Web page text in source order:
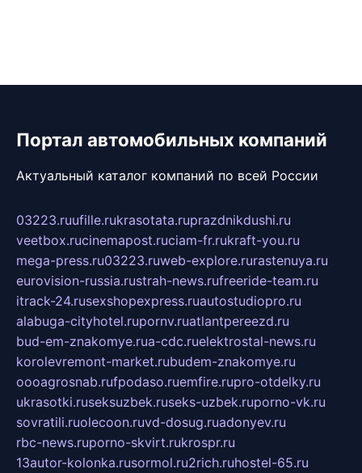
Портал автомобильных компаний
Актуальный каталог компаний по всей России
03223.ruufille.rukrasotata.ruprazdnikdushi.ru
veetbox.rucinemapost.ruciam-fr.rukraft-you.ru
mega-press.ru03223.ruweb-explore.rurastenuya.ru
eurovision-russia.rustrah-news.rufreeride-team.ru
itrack-24.rusexshopexpress.ruautostudiopro.ru
alabuga-cityhotel.rupornv.ruatlantpereezd.ru
bud-em-znakomye.rua-cdc.ruelektrostal-news.ru
korolevremont-market.rubudem-znakomye.ru
oooagrosnab.rufpodaso.ruemfire.rupro-otdelky.ru
ukrasotki.ruseksuzbek.ruseks-uzbek.ruporno-vk.ru
sovratili.ruolecoon.ruvd-dosug.ruadonyev.ru
rbc-news.ruporno-skvirt.rukrospr.ru
13autor-kolonka.rusormol.ru2rich.ruhostel-65.ru